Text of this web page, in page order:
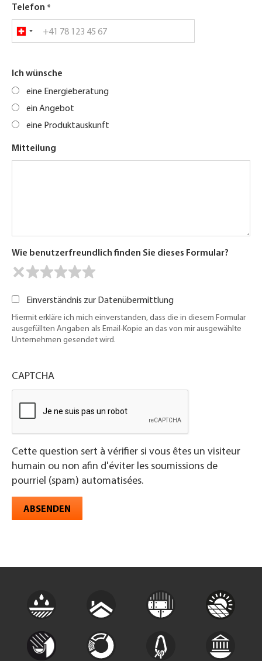
Telefon
Ich wünsche
eine Energieberatung
ein Angebot
eine Produktauskunft
Mitteilung
Wie benutzerfreundlich finden Sie dieses Formular?
Einverständnis zur Datenübermittlung
Hiermit erkläre ich mich einverstanden, dass die in diesem Formular
ausgefüllten Angaben als Email-Kopie an das von mir ausgewählte
Unternehmen gesendet wird.
CAPTCHA
Cette question sert à vérifier si vous êtes un visiteur
humain ou non afin d'éviter les soumissions de
pourriel (spam) automatisées.
ABSENDEN